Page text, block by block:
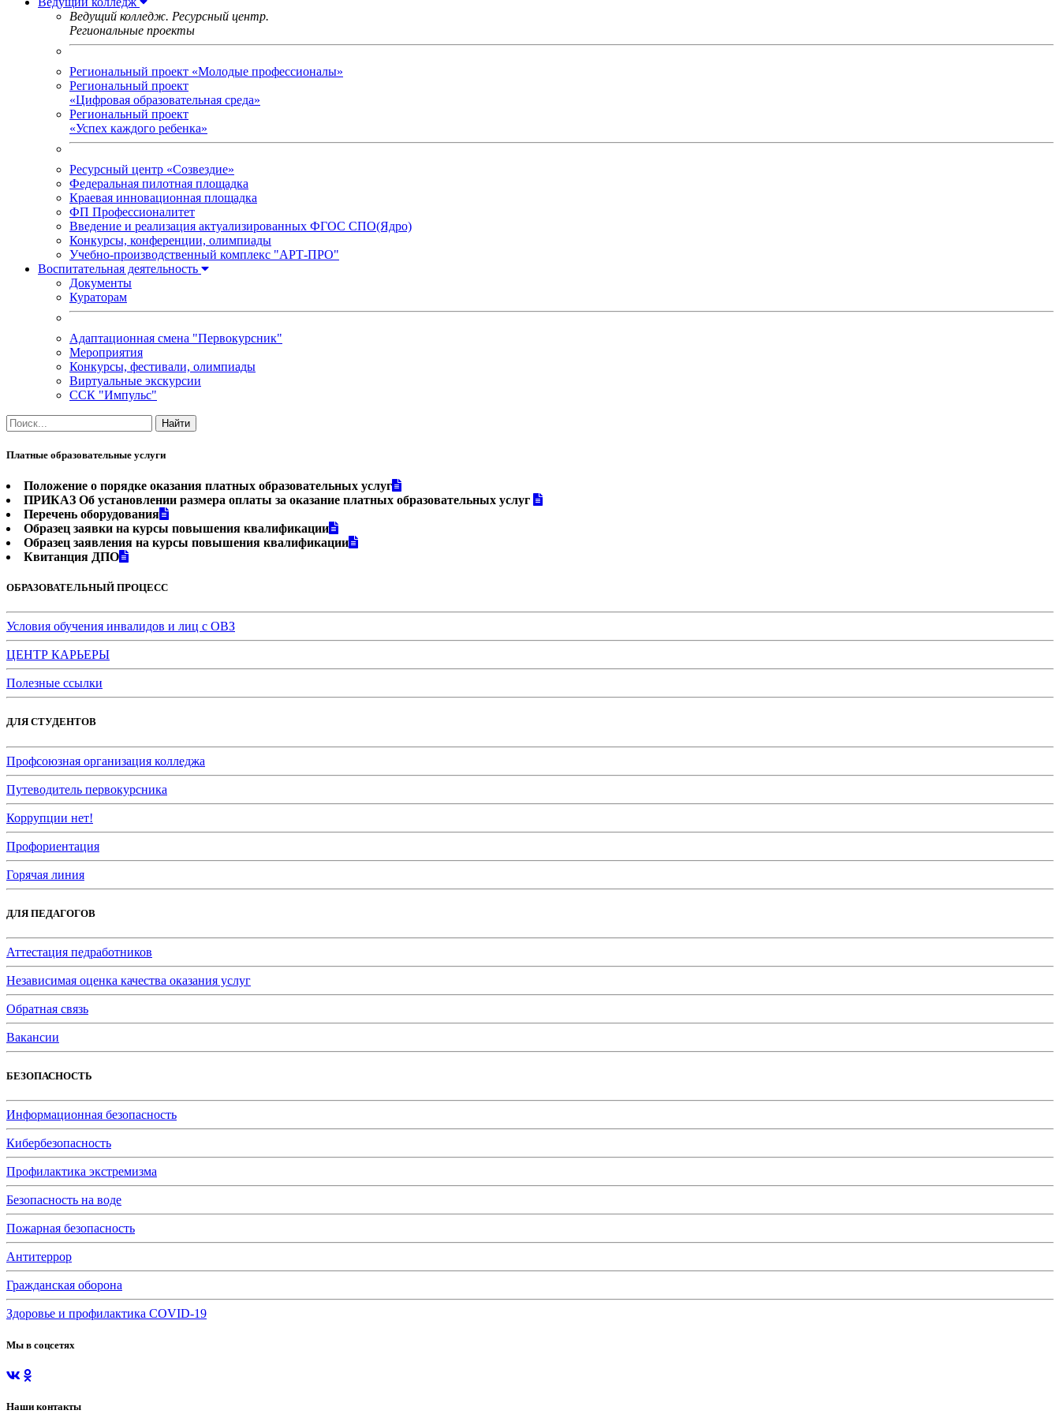
Ведущий колледж. Ресурсный центр.
Региональные проекты
Региональный проект «Молодые профессионалы»
Региональный проект
«Цифровая образовательная среда»
Региональный проект
«Успех каждого ребенка»
Ресурсный центр «Созвездие»
Федеральная пилотная площадка
Краевая инновационная площадка
ФП Профессионалитет
Введение и реализация актуализированных ФГОС СПО(Ядро)
Конкурсы, конференции, олимпиады
Учебно-производственный комплекс "АРТ-ПРО"
Воспитательная деятельность
Документы
Кураторам
Адаптационная смена "Первокурсник"
Мероприятия
Конкурсы, фестивали, олимпиады
Виртуальные экскурсии
ССК "Импульс"
Платные образовательные услуги
Положение о порядке оказания платных образовательных услуг
ПРИКАЗ Об установлении размера оплаты за оказание платных образовательных услуг
Перечень оборудования
Образец заявки на курсы повышения квалификации
Образец заявления на курсы повышения квалификации
Квитанция ДПО
ОБРАЗОВАТЕЛЬНЫЙ ПРОЦЕСС
Условия обучения инвалидов и лиц с ОВЗ
ЦЕНТР КАРЬЕРЫ
Полезные ссылки
ДЛЯ СТУДЕНТОВ
Профсоюзная организация колледжа
Путеводитель первокурсника
Коррупции нет!
Профориентация
Горячая линия
ДЛЯ ПЕДАГОГОВ
Аттестация педработников
Независимая оценка качества оказания услуг
Обратная связь
Вакансии
БЕЗОПАСНОСТЬ
Информационная безопасность
Кибербезопасность
Профилактика экстремизма
Безопасность на воде
Пожарная безопасность
Антитеррор
Гражданская оборона
Здоровье и профилактика COVID-19
Мы в соцсетях
Наши контакты